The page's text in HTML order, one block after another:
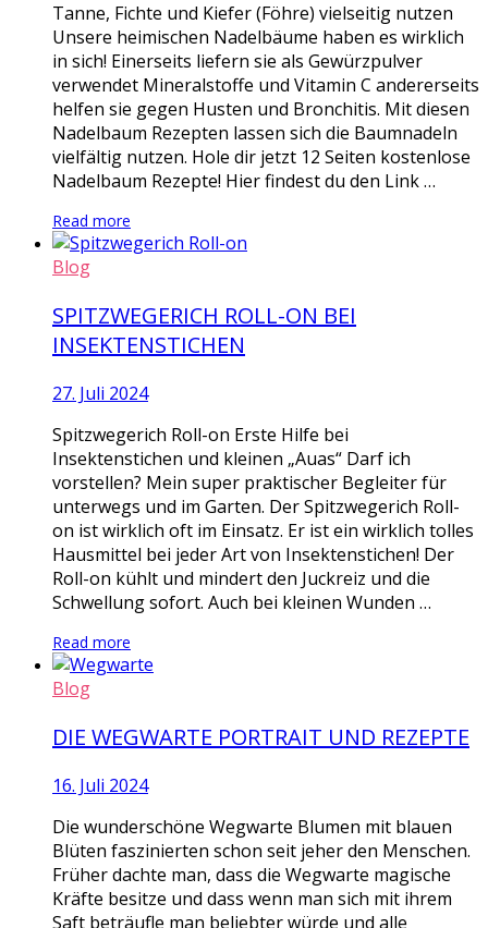
Tanne, Fichte und Kiefer (Föhre) vielseitig nutzen
Unsere heimischen Nadelbäume haben es wirklich
in sich! Einerseits liefern sie als Gewürzpulver
verwendet Mineralstoffe und Vitamin C andererseits
helfen sie gegen Husten und Bronchitis. Mit diesen
Nadelbaum Rezepten lassen sich die Baumnadeln
vielfältig nutzen. Hole dir jetzt 12 Seiten kostenlose
Nadelbaum Rezepte! Hier findest du den Link …
Read more
Blog
SPITZWEGERICH ROLL-ON BEI
INSEKTENSTICHEN
27. Juli 2024
Spitzwegerich Roll-on Erste Hilfe bei
Insektenstichen und kleinen „Auas“ Darf ich
vorstellen? Mein super praktischer Begleiter für
unterwegs und im Garten. Der Spitzwegerich Roll-
on ist wirklich oft im Einsatz. Er ist ein wirklich tolles
Hausmittel bei jeder Art von Insektenstichen! Der
Roll-on kühlt und mindert den Juckreiz und die
Schwellung sofort. Auch bei kleinen Wunden …
Read more
Blog
DIE WEGWARTE PORTRAIT UND REZEPTE
16. Juli 2024
Die wunderschöne Wegwarte Blumen mit blauen
Blüten faszinierten schon seit jeher den Menschen.
Früher dachte man, dass die Wegwarte magische
Kräfte besitze und dass wenn man sich mit ihrem
Saft beträufle man beliebter würde und alle